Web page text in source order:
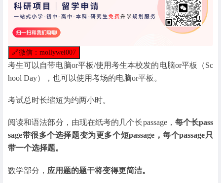
🔗微信：mollywei007
考生可以自带电脑or平板/使用考生本校发的电脑or平板（Sc
hool Day），也可以使用考场的电脑or平板。
考试总时长缩短为约两小时。
阅读和语法部分，由现在纸考的几个长passage， 每个长pass
sage带很多个选择题变为更多个短passage，每个passage只
带一个选择题。
数学部分， 应用题的题干将变得更简洁。